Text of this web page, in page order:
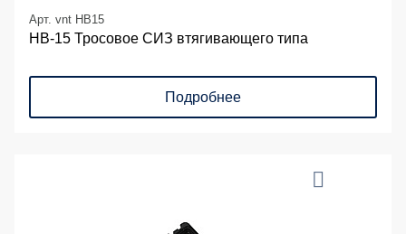
Арт. vnt HB15
НВ-15 Тросовое СИЗ втягивающего типа
Подробнее